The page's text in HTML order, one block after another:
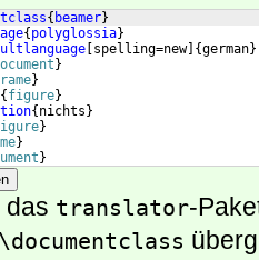
{ beamer}
{ polyglossia}
spelling=new] {german}
}
}
{ figure}
{ nichts }
}
}
}
das translator-
\documentclass